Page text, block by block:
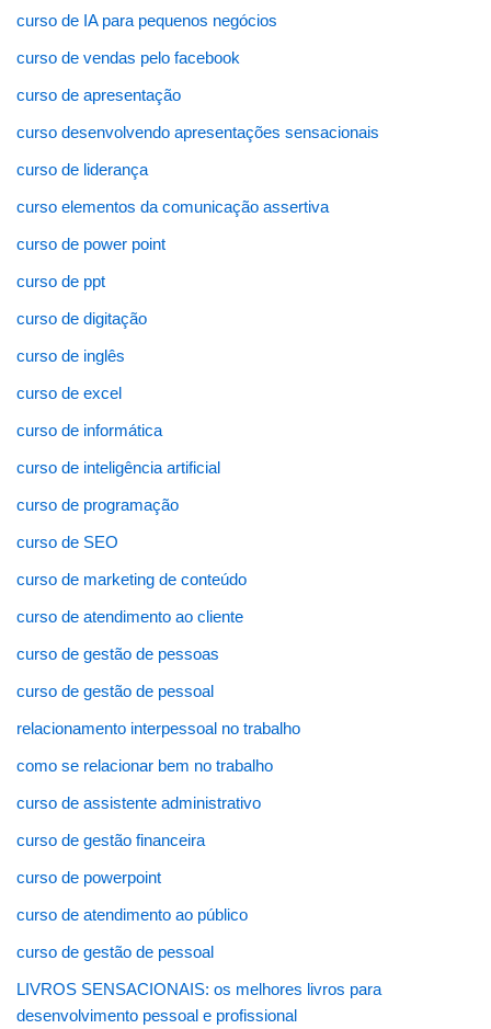
curso de IA para pequenos negócios
curso de vendas pelo facebook
curso de apresentação
curso desenvolvendo apresentações sensacionais
curso de liderança
curso elementos da comunicação assertiva
curso de power point
curso de ppt
curso de digitação
curso de inglês
curso de excel
curso de informática
curso de inteligência artificial
curso de programação
curso de SEO
curso de marketing de conteúdo
curso de atendimento ao cliente
curso de gestão de pessoas
curso de gestão de pessoal
relacionamento interpessoal no trabalho
como se relacionar bem no trabalho
curso de assistente administrativo
curso de gestão financeira
curso de powerpoint
curso de atendimento ao público
curso de gestão de pessoal
LIVROS SENSACIONAIS: os melhores livros para
desenvolvimento pessoal e profissional